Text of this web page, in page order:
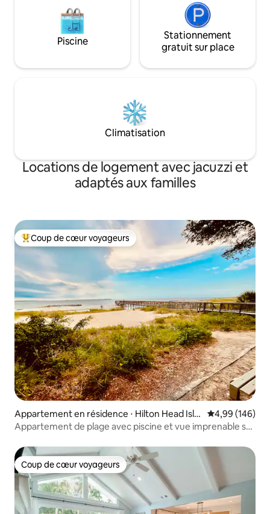
Piscine
Stationnement
gratuit sur place
Climatisation
Locations de logement avec jacuzzi et
adaptés aux familles
Coups de cœur voyageurs les plus appréciés
Coup de cœur voyageurs
Appartement en résidence ⋅ Hilton Head Isla
nd
Évaluation
4,99 (146)
Appartement de plage avec piscine et vue imprenable sur
Coup de cœur voyageurs
Coup de cœur voyageurs